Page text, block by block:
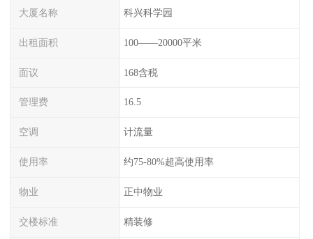
大厦名称 科兴科学园
出租面积 100——20000平米
面议 168含税
管理费 16.5
空调 计流量
使用率 约75-80%超高使用率
物业 正中物业
交楼标准 精装修